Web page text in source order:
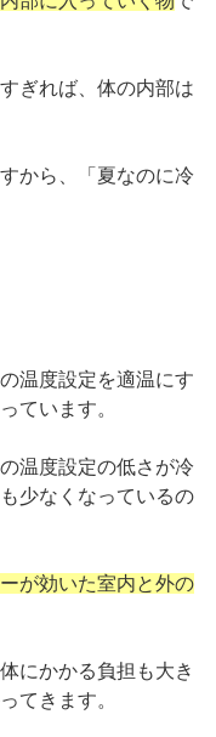
ぎれば、体の内部は
から、「夏なのに冷
温度設定を適温にす
ています。
温度設定の低さが冷
少なくなっているの
が効いた室内と外の
にかかる負担も大き
てきます。